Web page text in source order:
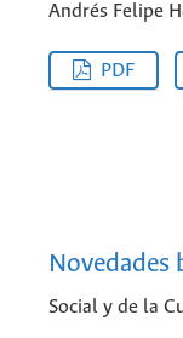
Andrés Felipe
PDF
Novedades
Social y de la